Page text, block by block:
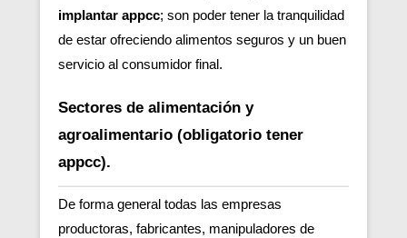
implantar appcc; son poder tener la tranquilidad
de estar ofreciendo alimentos seguros y un buen
servicio al consumidor final.
Sectores de alimentación y
agroalimentario (obligatorio tener
appcc).
De forma general todas las empresas
productoras, fabricantes, manipuladores de